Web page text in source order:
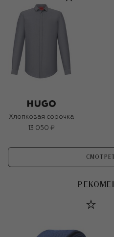
Хлопковая сорочка
13 050 ₽